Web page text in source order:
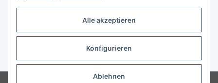
Alle akzeptieren
Konfigurieren
Ablehnen
* Alle Preise inkl. gesetzlicher USt., ** siehe Lieferbedingungen, zzgl.
Versand